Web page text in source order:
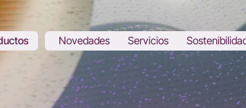
Novedades Servicios